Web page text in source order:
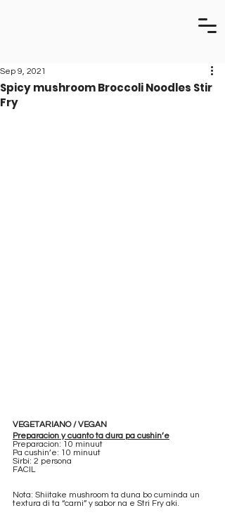
Spicy mushroom Broccoli Noodles Stir
Fry
Sep 9, 2021
VEGETARIANO / VEGAN
Preparacion y cuanto ta dura pa cushin’e
Preparacion: 10 minuut
Pa cushin’e: 10 minuut
Sirbi: 2 persona
FACIL
Nota: Shiitake mushroom ta duna bo cuminda un
textura di ta “carni” y sabor na e Stri Fry aki.